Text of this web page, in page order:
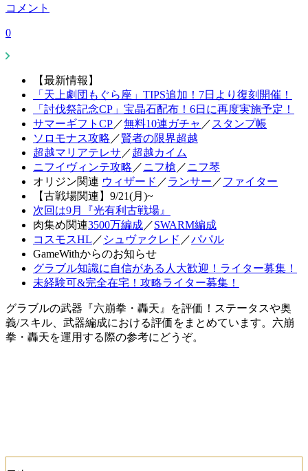
コメント
0
【最新情報】
「天上劇団もぐら座」TIPS追加！7日より復刻開催！
「討伐祭記念CP」宝晶石配布！6日に再度実施予定！
サマーギフトCP／無料10連ガチャ ／ スタンプ帳
ソロモナス攻略 ／賢者の限界超越
超越マリアテレサ ／超越カイム
ニフイヴィンテ攻略 ／ニフ槍 ／ニフ琴
オリジン関連 ウィザード ／ランサー ／ファイター
【古戦場関連】9/21(月)~
次回は9月『光有利古戦場』
肉集め関連3500万編成／SWARM編成
コスモスHL ／ シュヴァクレド ／パパル
GameWithからのお知らせ
グラブル知識に自信がある人大歓迎！ライター募集！
未経験可&完全在宅！攻略ライター募集！
グラブルの武器『六崩拳・轟天』を評価！ステータスや奥
義/スキル、武器編成における評価をまとめています。六崩
拳・轟天を運用する際の参考にどうぞ。